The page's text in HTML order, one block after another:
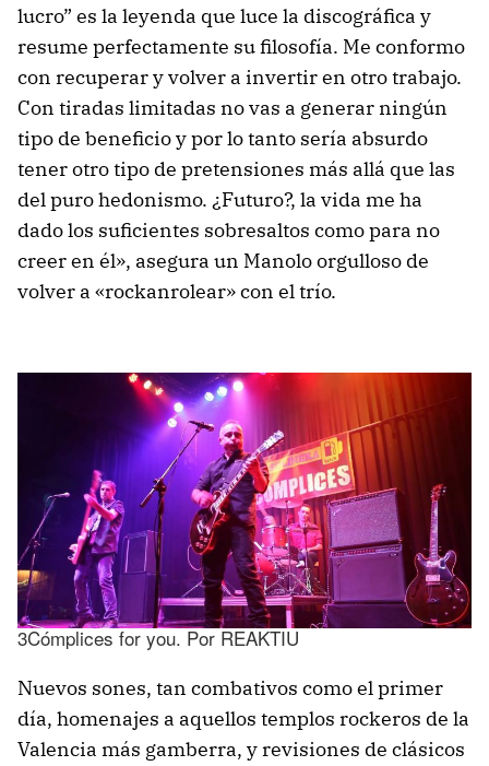
lucro” es la leyenda que luce la discográfica y
resume perfectamente su filosofía. Me conformo
con recuperar y volver a invertir en otro trabajo.
Con tiradas limitadas no vas a generar ningún
tipo de beneficio y por lo tanto sería absurdo
tener otro tipo de pretensiones más allá que las
del puro hedonismo. ¿Futuro?, la vida me ha
dado los suficientes sobresaltos como para no
creer en él», asegura un Manolo orgulloso de
volver a «rockanrolear» con el trío.
3Cómplices for you. Por REAKTIU
Nuevos sones, tan combativos como el primer
día, homenajes a aquellos templos rockeros de la
Valencia más gamberra, y revisiones de clásicos